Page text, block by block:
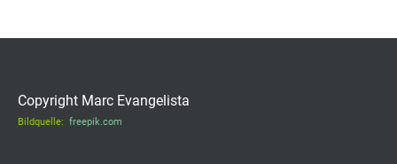
Copyright Marc Evangelista
Bildquelle: freepik.com